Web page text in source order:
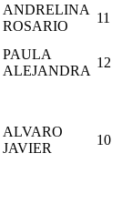
ANDRELINA
ROSARIO
11
PAULA
ALEJANDRA
12
ALVARO
JAVIER
10